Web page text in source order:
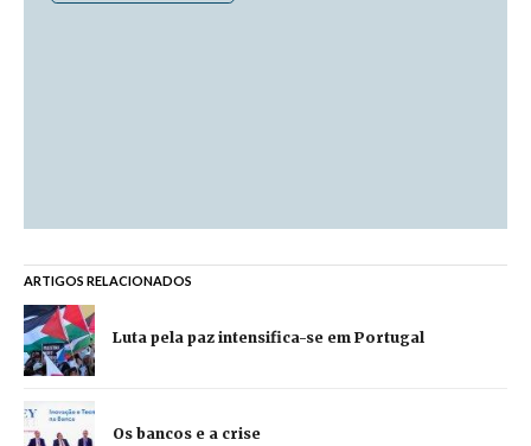
ARTIGOS RELACIONADOS
Luta pela paz intensifica-se em Portugal
Os bancos e a crise